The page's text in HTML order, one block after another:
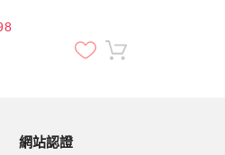
網站認證